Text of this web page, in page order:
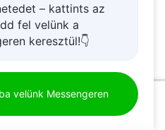
– kattints az
fel velünk a
keresztül!👇
velünk Messengeren
Negyedik tétel: Önmagukat magasztalják fel, és önmagukról tesznek bizonyságot